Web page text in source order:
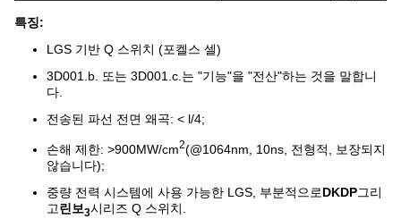
특징:
LGS 기반 Q 스위치 (포켈스 셀)
3D001.b. 또는 3D001.c.는 "기능"을 "전산"하는 것을 말합니
다.
전송된 파선 전면 왜곡: < l/4;
손해 제한: >900MW/cm2(@1064nm, 10ns, 전형적, 보장되지
않습니다);
중량 전력 시스템에 사용 가능한 LGS, 부분적으로DKDP그리
고린보3시리즈 Q 스위치.